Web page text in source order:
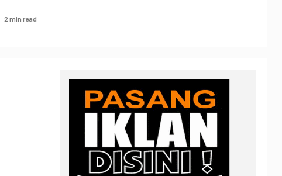
2 min read